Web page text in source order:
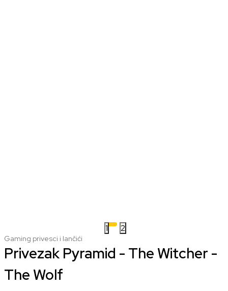
1 2
Gaming privesci i lančići
Privezak Pyramid - The Witcher -
The Wolf